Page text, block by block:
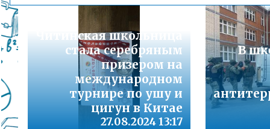
дошкольного образования и тел 32-41-13
Читинская школьница
стала серебряным
призером на
международном
турнире по ушу и
цигун в Китае
27.08.2024 13:17
В